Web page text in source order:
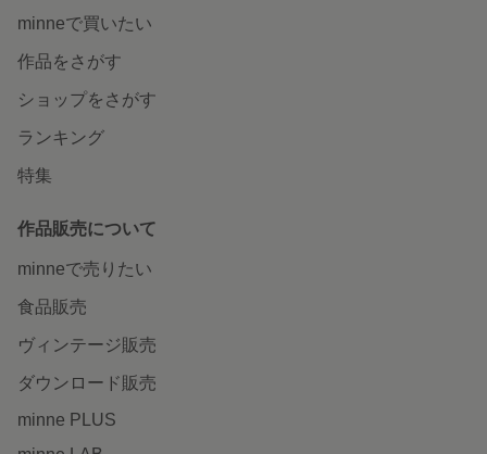
minneで買いたい
作品をさがす
ショップをさがす
ランキング
特集
作品販売について
minneで売りたい
食品販売
ヴィンテージ販売
ダウンロード販売
minne PLUS